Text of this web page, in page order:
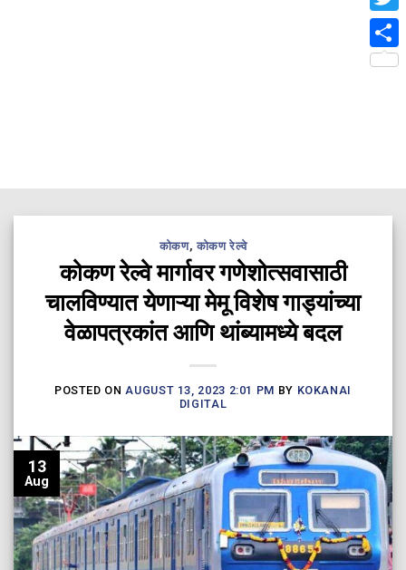
कोकण, कोकण रेल्वे
कोकण रेल्वे मार्गावर गणेशोत्सवासाठी
चालविण्यात येणाऱ्या मेमू विशेष गाड्यांच्या
वेळापत्रकांत आणि थांब्यामध्ये बदल
POSTED ONAUGUST 13, 2023 2:01 PM BY KOKANAI
DIGITAL
13
Aug